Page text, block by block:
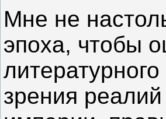
Мне не
эпоха, чтобы
зрения